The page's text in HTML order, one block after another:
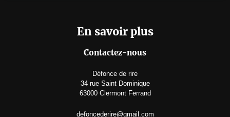
En savoir plus
Contactez-nous
Défonce de rire
34 rue Saint Dominique
63000 Clermont Ferrand
defoncederire@gmail.com